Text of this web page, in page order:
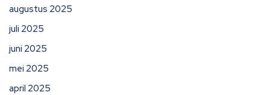
augustus 2025
juli 2025
juni 2025
mei 2025
april 2025